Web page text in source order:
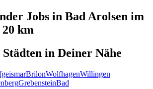
Jobs in Bad Arolsen im
km
Städten in Deiner Nähe
BrilonWolfhagenWillingen
GrebensteinBad